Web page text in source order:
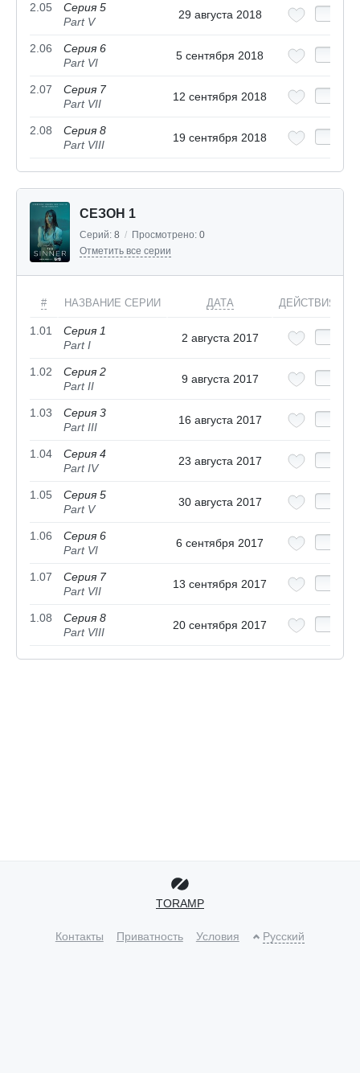
2.05
Серия 5
Part V
29 августа 2018
2.06
Серия 6
Part VI
5 сентября 2018
2.07
Серия 7
Part VII
12 сентября 2018
2.08
Серия 8
Part VIII
19 сентября 2018
СЕЗОН 1
Серий: 8 / Просмотрено: 0
Отметить все серии
# НАЗВАНИЕ СЕРИИ ДАТА ДЕЙСТВИЯ
1.01
Серия 1
Part I
2 августа 2017
1.02
Серия 2
Part II
9 августа 2017
1.03
Серия 3
Part III
16 августа 2017
1.04
Серия 4
Part IV
23 августа 2017
1.05
Серия 5
Part V
30 августа 2017
1.06
Серия 6
Part VI
6 сентября 2017
1.07
Серия 7
Part VII
13 сентября 2017
1.08
Серия 8
Part VIII
20 сентября 2017
TORAMP
Контакты Приватность Условия Русский